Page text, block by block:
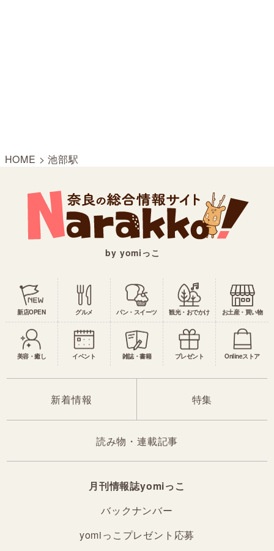
HOME >池部駅
by yomiっこ
新店OPEN グルメ パン・スイーツ 観光・おでかけ お土産・買い物
美容・癒し イベント 雑誌・書籍 プレゼント Onlineストア
新着情報 特集
読み物・連載記事
月刊情報誌yomiっこ
バックナンバー
yomiっこプレゼント応募